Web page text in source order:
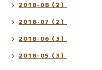
2018-08（2）
2018-07（2）
2018-06（3）
2018-05（3）